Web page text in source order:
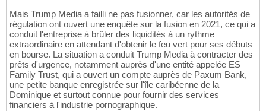
Mais Trump Media a failli ne pas fusionner, car les autorités de
régulation ont ouvert une enquête sur la fusion en 2021, ce qui a
conduit l'entreprise à brûler des liquidités à un rythme
extraordinaire en attendant d'obtenir le feu vert pour ses débuts
en bourse. La situation a conduit Trump Media à contracter des
prêts d'urgence, notamment auprès d'une entité appelée ES
Family Trust, qui a ouvert un compte auprès de Paxum Bank,
une petite banque enregistrée sur l'île caribéenne de la
Dominique et surtout connue pour fournir des services
financiers à l'industrie pornographique.